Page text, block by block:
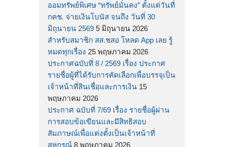
ออมทรัพย์พิเศษ “ทรัพย์มั่นคง” ตั้งแต่วันที่
กคช. จ่ายเงินโบนัส จนถึง วันที่ 30
มิถุนายน 2569 5 มิถุนายน 2026
สำหรับสมาชิก สส.ชสอ โหลด App เลย รู้
หมดทุกเรื่อง 25 พฤษภาคม 2026
ประกาศฉบับที่ 8 / 2569 เรื่อง ประกาศ
รายชื่อผู้ที่ได้รับการคัดเลือกเพื่อบรรจุเป็น
เจ้าหน้าที่สินเชื่อและการเงิน 15
พฤษภาคม 2026
ประกาศ ฉบับที่ 7/69 เรื่อง รายชื่อผู้ผ่าน
การสอบข้อเขียนและมีสิทธิสอบ
สัมภาษณ์เพื่อแต่งตั้งเป็นเจ้าหน้าที่
สหกรณ์ 8 พฤษภาคม 2026